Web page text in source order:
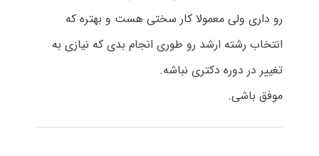
رو داری ولی معمولا کار سختی هست و بهتره که
انتخاب رشته ارشد رو طوری انجام بدی که نیازی به
تغییر در دوره دکتری نباشه.
موفق باشی.